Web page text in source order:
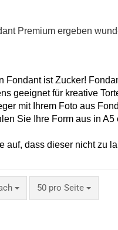
Premium ergeben
Fondant ist Zucker!
geeignet für kreative
mit Ihrem Foto aus
Sie Ihre Form aus in A5
auf, dass dieser nicht zu
50 pro Seite
pro Seite